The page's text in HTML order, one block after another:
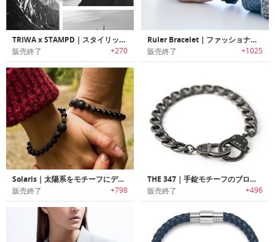
TRIWA x STAMPD｜スタイリッシュミニマルモノクロウォッチ/ブレスレット
販売終了 +270
Ruler Bracelet｜ファッショナブルブレスレット型メジャー「ルーラーブレスレット」
販売終了 +1025
Solaris｜太陽系をモチーフにデザインされたお気に入りの香水を7倍長く楽しめるブレスレット「ソラリス」
販売終了 +798
THE 347｜手錠モチーフのブロンクステイストブレスレット
販売終了 +496